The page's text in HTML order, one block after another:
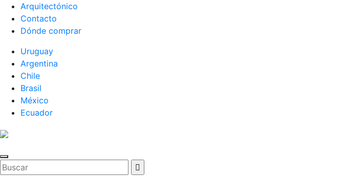
Arquitectónico
Contacto
Dónde comprar
Uruguay
Argentina
Chile
Brasil
México
Ecuador